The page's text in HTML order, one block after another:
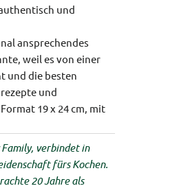
und
ansprechendes
weil es von einer
und die besten
und
19 x 24 cm, mit
verbindet in
fürs Kochen.
20 Jahre als